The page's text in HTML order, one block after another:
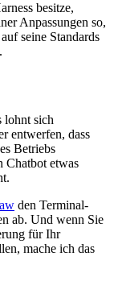
besitze,
Anpassungen so,
seine Standards
lohnt sich
entwerfen, dass
Betriebs
Chatbot etwas
den Terminal-
ab. Und wenn Sie
für Ihr
mache ich das